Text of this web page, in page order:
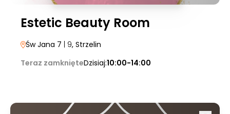
Estetic Beauty Room
Św Jana 7 | 9, Strzelin
Teraz zamknięteDzisiaj:10:00-14:00